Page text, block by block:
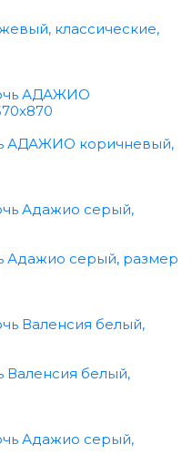
классические,
АДАЖИО коричневый,
Адажио серый, размер
белый,